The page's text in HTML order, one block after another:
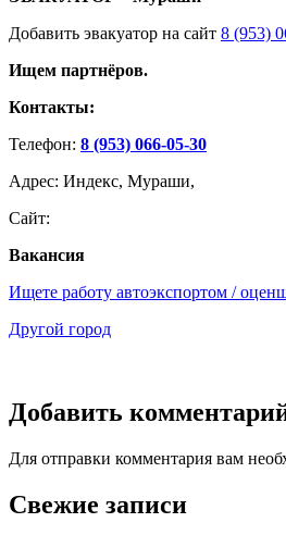
Добавить эвакуатор на сайт 8 (953)
Ищем партнёров.
Контакты:
Телефон: 8 (953) 066-05-30
Адрес: Индекс, Мураши,
Сайт:
Вакансия
Ищете работу автоэкспортом /
Другой город
Добавить
Для отправки комментария вам
Свежие записи